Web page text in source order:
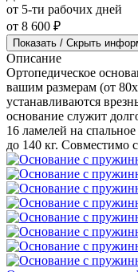
от 5-ти рабочих дней
от 8 600 ₽
Показать / Скрыть
Описание
Ортопедическое
вашим размерам (от
устанавливаются
основание служит
16 ламелей на
до 140 кг. Совместимо